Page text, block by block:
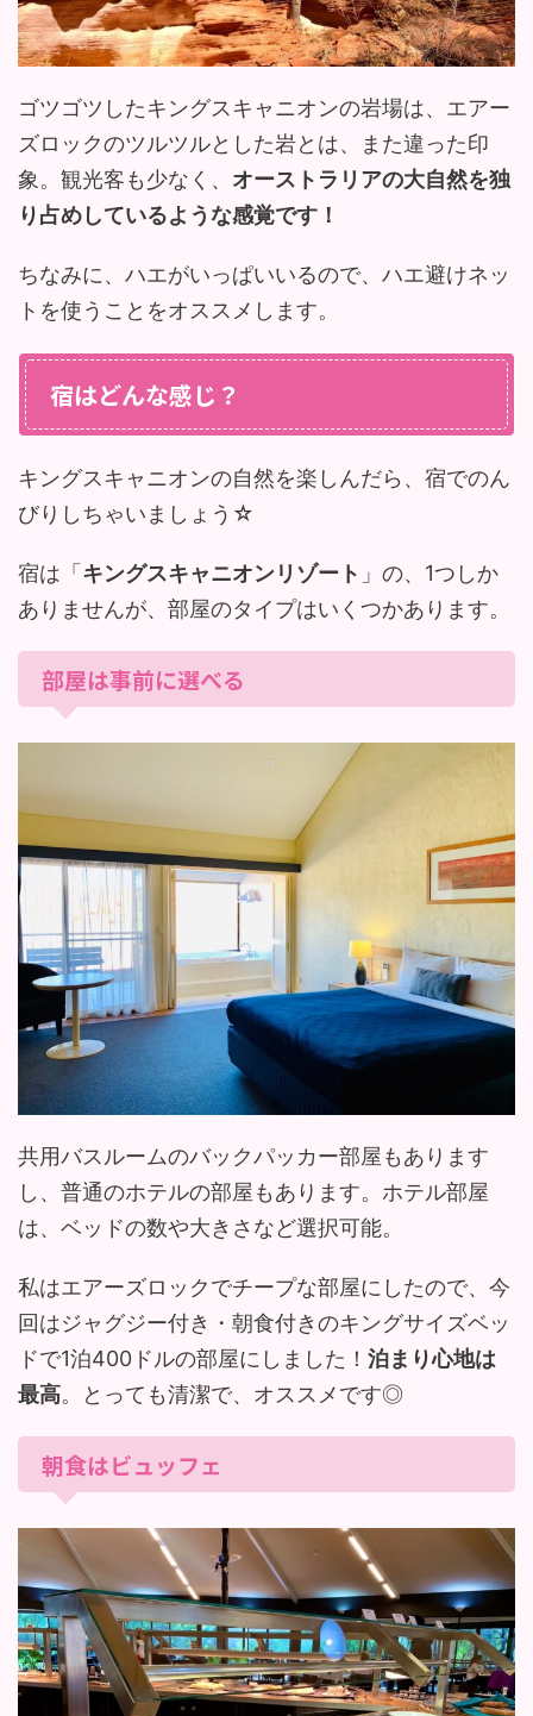
ゴツゴツしたキングスキャニオンの岩場は、エアー
ズロックのツルツルとした岩とは、また違った印
象。観光客も少なく、 オーストラリアの大自然を独
り占めしているような感覚です！
ちなみに、ハエがいっぱいいるので、ハエ避けネッ
トを使うことをオススメします。
宿はどんな感じ？
キングスキャニオンの自然を楽しんだら、宿でのん
びりしちゃいましょう☆
宿は「 キングスキャニオンリゾート 」の、1つしか
ありませんが、部屋のタイプはいくつかあります。
部屋は事前に選べる
共用バスルームのバックパッカー部屋もあります
し、普通のホテルの部屋もあります。ホテル部屋
は、ベッドの数や大きさなど選択可能。
私はエアーズロックでチープな部屋にしたので、今
回はジャグジー付き・朝食付きのキングサイズベッ
ドで1泊400ドルの部屋にしました！ 泊まり心地は
最高。とっても清潔で、オススメです◎
朝食はビュッフェ